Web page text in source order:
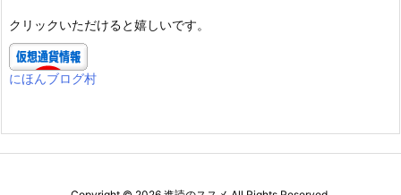
ー
クリックいただけると嬉しいです。
にほんブログ村